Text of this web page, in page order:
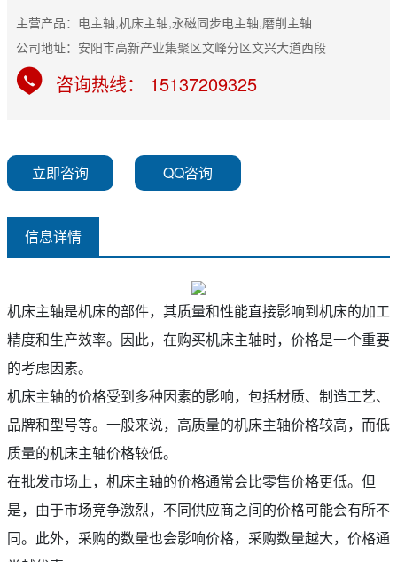
主营产品：电主轴,机床主轴,永磁同步电主轴,磨削主轴
公司地址：安阳市高新产业集聚区文峰分区文兴大道西段
咨询热线： 15137209325
立即咨询 QQ咨询
信息详情
机床主轴是机床的部件，其质量和性能直接影响到机床的加工
精度和生产效率。因此，在购买机床主轴时，价格是一个重要
的考虑因素。
机床主轴的价格受到多种因素的影响，包括材质、制造工艺、
品牌和型号等。一般来说，高质量的机床主轴价格较高，而低
质量的机床主轴价格较低。
在批发市场上，机床主轴的价格通常会比零售价格更低。但
是，由于市场竞争激烈，不同供应商之间的价格可能会有所不
同。此外，采购的数量也会影响价格，采购数量越大，价格通